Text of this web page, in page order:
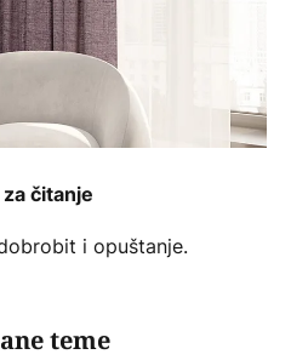
čitanje
i opuštanje.
teme